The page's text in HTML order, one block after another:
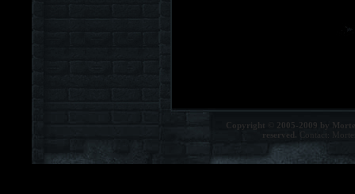
Copyright © 2005-2009 by
reserved. Contact: